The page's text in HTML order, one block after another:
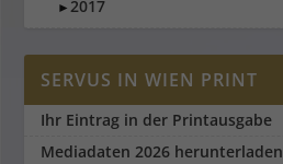
►2017
SERVUS IN WIEN PRINT
Ihr Eintrag in der Printausgabe
Mediadaten 2026 herunterladen